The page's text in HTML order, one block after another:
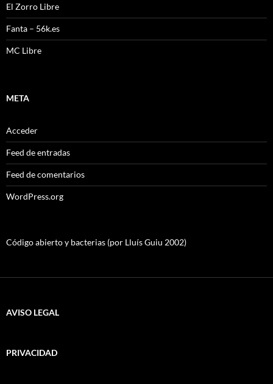
El Zorro Libre
Fanta – 56k.es
MC Libre
META
Acceder
Feed de entradas
Feed de comentarios
WordPress.org
Código abierto y bacterias (por Lluís Guiu 2002)
AVISO LEGAL
PRIVACIDAD